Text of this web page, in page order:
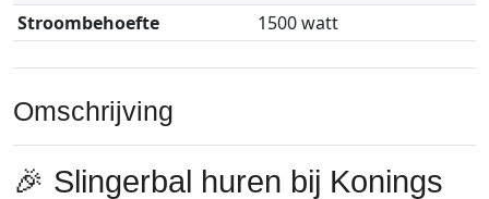
Stroombehoefte
1500 watt
Omschrijving
🎉 Slingerbal huren bij Konings